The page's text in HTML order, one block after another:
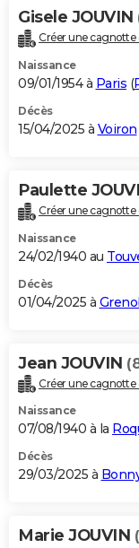
Gisele JOUVIN
Créer une cagnotte
Naissance
09/01/1954 à Paris (
Décès
15/04/2025 à Voiron
Paulette
Créer une cagnotte
Naissance
24/02/1940 au
Décès
01/04/2025 à
Jean JOUVIN
Créer une cagnotte
Naissance
07/08/1940 à la
Décès
29/03/2025 à
Marie JOUVIN